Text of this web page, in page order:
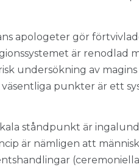
apologeter gör
är renodlad
undersökning av
punkter är ett
ståndpunkt är
är nämligen att